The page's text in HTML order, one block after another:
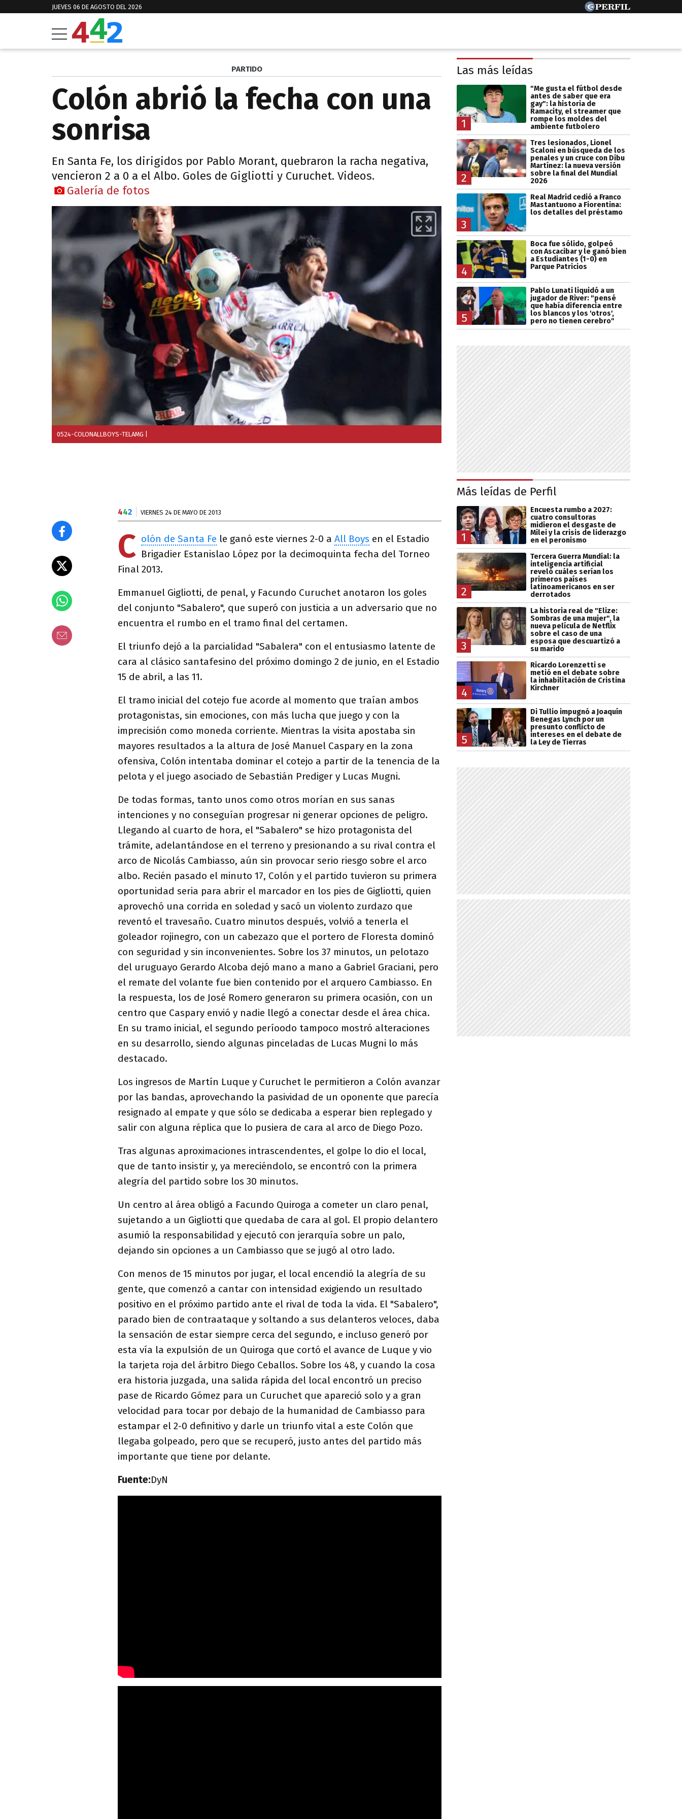
JUEVES 06 DE AGOSTO DEL 2026
PARTIDO
Colón abrió la fecha con una
sonrisa
En Santa Fe, los dirigidos por Pablo Morant, quebraron la racha negativa,
vencieron 2 a 0 a el Albo. Goles de Gigliotti y Curuchet. Videos.
Galería de fotos
0524-COLONALLBOYS-TELAMG
442 VIERNES 24 DE MAYO DE 2013
C olón de Santa Fe le ganó este viernes 2-0 a All Boys en el Estadio
Brigadier Estanislao López por la decimoquinta fecha del Torneo
Final 2013.
Emmanuel Gigliotti, de penal, y Facundo Curuchet anotaron los goles
del conjunto "Sabalero", que superó con justicia a un adversario que no
encuentra el rumbo en el tramo final del certamen.
El triunfo dejó a la parcialidad "Sabalera" con el entusiasmo latente de
cara al clásico santafesino del próximo domingo 2 de junio, en el Estadio
15 de abril, a las 11.
El tramo inicial del cotejo fue acorde al momento que traían ambos
protagonistas, sin emociones, con más lucha que juego y con la
imprecisión como moneda corriente. Mientras la visita apostaba sin
mayores resultados a la altura de José Manuel Caspary en la zona
ofensiva, Colón intentaba dominar el cotejo a partir de la tenencia de la
pelota y el juego asociado de Sebastián Prediger y Lucas Mugni.
De todas formas, tanto unos como otros morían en sus sanas
intenciones y no conseguían progresar ni generar opciones de peligro.
Llegando al cuarto de hora, el "Sabalero" se hizo protagonista del
trámite, adelantándose en el terreno y presionando a su rival contra el
arco de Nicolás Cambiasso, aún sin provocar serio riesgo sobre el arco
albo. Recién pasado el minuto 17, Colón y el partido tuvieron su primera
oportunidad seria para abrir el marcador en los pies de Gigliotti, quien
aprovechó una corrida en soledad y sacó un violento zurdazo que
reventó el travesaño. Cuatro minutos después, volvió a tenerla el
goleador rojinegro, con un cabezazo que el portero de Floresta dominó
con seguridad y sin inconvenientes. Sobre los 37 minutos, un pelotazo
del uruguayo Gerardo Alcoba dejó mano a mano a Gabriel Graciani, pero
el remate del volante fue bien contenido por el arquero Cambiasso. En
la respuesta, los de José Romero generaron su primera ocasión, con un
centro que Caspary envió y nadie llegó a conectar desde el área chica.
En su tramo inicial, el segundo períoodo tampoco mostró alteraciones
en su desarrollo, siendo algunas pinceladas de Lucas Mugni lo más
destacado.
Los ingresos de Martín Luque y Curuchet le permitieron a Colón avanzar
por las bandas, aprovechando la pasividad de un oponente que parecía
resignado al empate y que sólo se dedicaba a esperar bien replegado y
salir con alguna réplica que lo pusiera de cara al arco de Diego Pozo.
Tras algunas aproximaciones intrascendentes, el golpe lo dio el local,
que de tanto insistir y, ya mereciéndolo, se encontró con la primera
alegría del partido sobre los 30 minutos.
Un centro al área obligó a Facundo Quiroga a cometer un claro penal,
sujetando a un Gigliotti que quedaba de cara al gol. El propio delantero
asumió la responsabilidad y ejecutó con jerarquía sobre un palo,
dejando sin opciones a un Cambiasso que se jugó al otro lado.
Con menos de 15 minutos por jugar, el local encendió la alegría de su
gente, que comenzó a cantar con intensidad exigiendo un resultado
positivo en el próximo partido ante el rival de toda la vida. El "Sabalero",
parado bien de contraataque y soltando a sus delanteros veloces, daba
la sensación de estar siempre cerca del segundo, e incluso generó por
esta vía la expulsión de un Quiroga que cortó el avance de Luque y vio
la tarjeta roja del árbitro Diego Ceballos. Sobre los 48, y cuando la cosa
era historia juzgada, una salida rápida del local encontró un preciso
pase de Ricardo Gómez para un Curuchet que apareció solo y a gran
velocidad para tocar por debajo de la humanidad de Cambiasso para
estampar el 2-0 definitivo y darle un triunfo vital a este Colón que
llegaba golpeado, pero que se recuperó, justo antes del partido más
importante que tiene por delante.
Fuente:DyN
Las más leídas
1
"Me gusta el fútbol desde
antes de saber que era
gay": la historia de
Ramacity, el streamer que
rompe los moldes del
ambiente futbolero
2
Tres lesionados, Lionel
Scaloni en búsqueda de los
penales y un cruce con Dibu
Martínez: la nueva versión
sobre la final del Mundial
2026
3
Real Madrid cedió a Franco
Mastantuono a Fiorentina:
los detalles del préstamo
4
Boca fue sólido, golpeó
con Ascacibar y le ganó bien
a Estudiantes (1-0) en
Parque Patricios
5
Pablo Lunati liquidó a un
jugador de River: "pensé
que había diferencia entre
los blancos y los 'otros',
pero no tienen cerebro"
Más leídas de Perfil
1
Encuesta rumbo a 2027:
cuatro consultoras
midieron el desgaste de
Milei y la crisis de liderazgo
en el peronismo
2
Tercera Guerra Mundial: la
inteligencia artificial
reveló cuáles serían los
primeros países
latinoamericanos en ser
derrotados
3
La historia real de "Elize:
Sombras de una mujer", la
nueva película de Netflix
sobre el caso de una
esposa que descuartizó a
su marido
4
Ricardo Lorenzetti se
metió en el debate sobre
la inhabilitación de Cristina
Kirchner
5
Di Tullio impugnó a Joaquín
Benegas Lynch por un
presunto conflicto de
intereses en el debate de
la Ley de Tierras